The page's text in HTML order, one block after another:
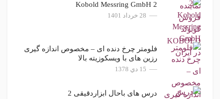
2 Kobold Messring GmbH
28 خرداد 1401
فلومتر چرخ دنده ای – مخصوص اندازه گیری
رزین های با ویسکوزیته بالا
15 دي 1378
درس های باحال ابزاردقیقی 2